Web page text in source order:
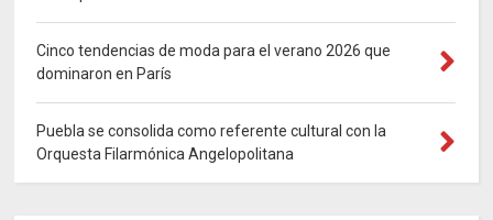
Cinco tendencias de moda para el verano 2026 que
dominaron en París
Puebla se consolida como referente cultural con la
Orquesta Filarmónica Angelopolitana